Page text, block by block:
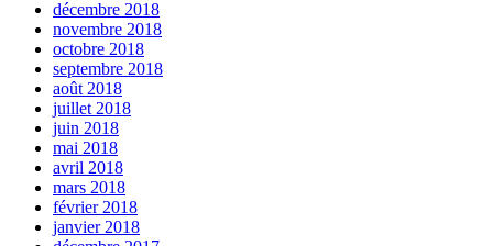
décembre 2018
novembre 2018
octobre 2018
septembre 2018
août 2018
juillet 2018
juin 2018
mai 2018
avril 2018
mars 2018
février 2018
janvier 2018